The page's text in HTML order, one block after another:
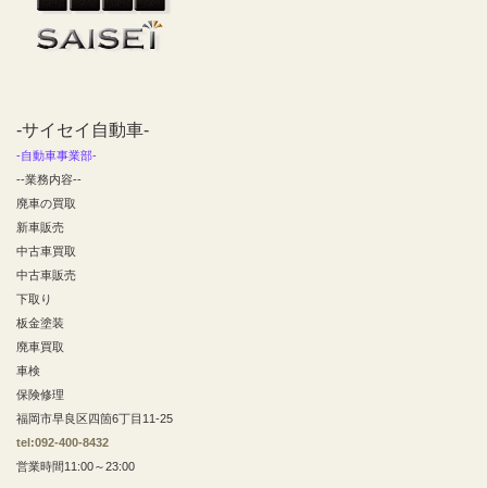
-サイセイ自動車-
-自動車事業部-
--業務内容--
廃車の買取
新車販売
中古車買取
中古車販売
下取り
板金塗装
廃車買取
車検
保険修理
福岡市早良区四箇6丁目11-25
tel:092-400-8432
営業時間11:00～23:00